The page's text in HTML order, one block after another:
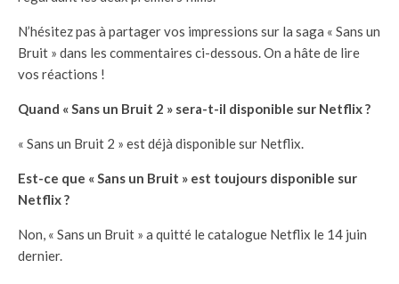
N’hésitez pas à partager vos impressions sur la saga « Sans un
Bruit » dans les commentaires ci-dessous. On a hâte de lire
vos réactions !
Quand « Sans un Bruit 2 » sera-t-il disponible sur Netflix ?
« Sans un Bruit 2 » est déjà disponible sur Netflix.
Est-ce que « Sans un Bruit » est toujours disponible sur
Netflix ?
Non, « Sans un Bruit » a quitté le catalogue Netflix le 14 juin
dernier.